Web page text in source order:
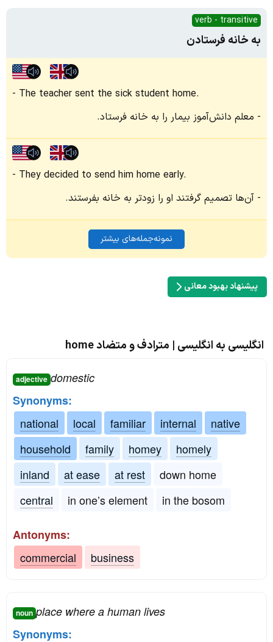
verb - transitive
به خانه فرستادن
The teacher sent the sick student home.
معلم دانش‌آموز بیمار را به خانه فرستاد.
They decided to send him home early.
آن‌ها تصمیم گرفتند او را زودتر به خانه بفرستند.
نمونه‌جمله‌های بیشتر
پیشنهاد بهبود معانی
انگلیسی به انگلیسی | مترادف و متضاد home
adjective domestic
Synonyms:
national
local familiar internal
native
household
family homey
homely
inland
at ease at rest
down home
central
in one’s element in the bosom
Antonyms:
commercial
business
noun place where a human lives
Synonyms: